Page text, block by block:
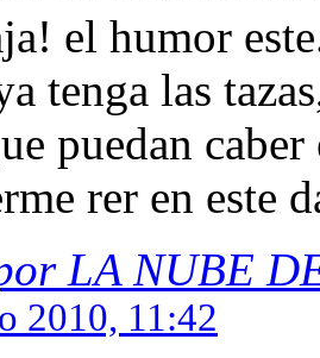
el humor
tenga las
puedan
rer en este
LA NUBE
2010, 11:42